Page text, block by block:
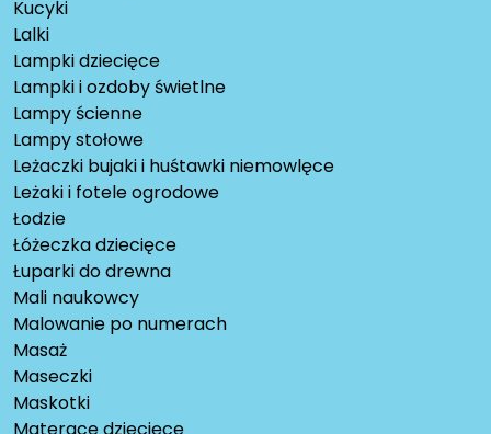
Kucyki
Lalki
Lampki dziecięce
Lampki i ozdoby świetlne
Lampy ścienne
Lampy stołowe
Leżaczki bujaki i huśtawki niemowlęce
Leżaki i fotele ogrodowe
Łodzie
Łóżeczka dziecięce
Łuparki do drewna
Mali naukowcy
Malowanie po numerach
Masaż
Maseczki
Maskotki